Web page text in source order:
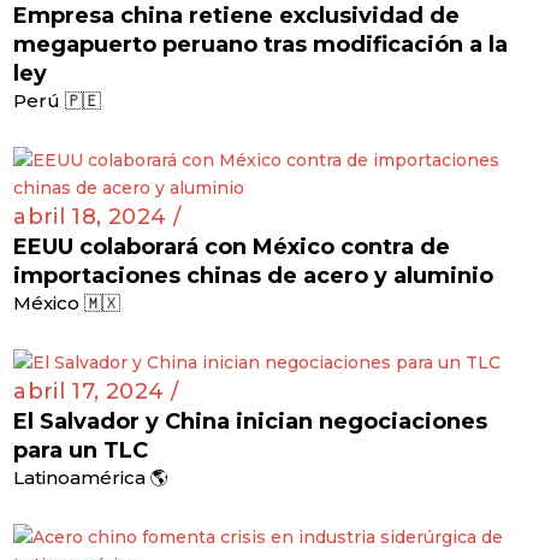
Empresa china retiene exclusividad de
megapuerto peruano tras modificación a la
ley
Perú 🇵🇪
abril 18, 2024 /
EEUU colaborará con México contra de
importaciones chinas de acero y aluminio
México 🇲🇽
abril 17, 2024 /
El Salvador y China inician negociaciones
para un TLC
Latinoamérica 🌎